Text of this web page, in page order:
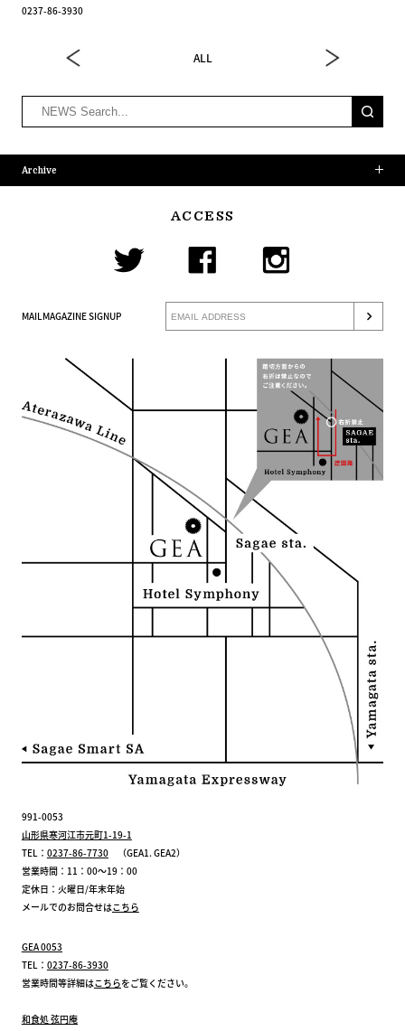
0237-86-3930
ALL
Archive
ACCESS
MAILMAGAZINE SIGNUP
991-0053
山形県寒河江市元町1-19-1
TEL： 0237-86-7730（GEA1. GEA2）
営業時間：11：00～19：00
定休日：火曜日/年末年始
メールでのお問合せはこちら
GEA 0053
TEL： 0237-86-3930
営業時間等詳細はこちらをご覧ください。
和食処 弦円庵